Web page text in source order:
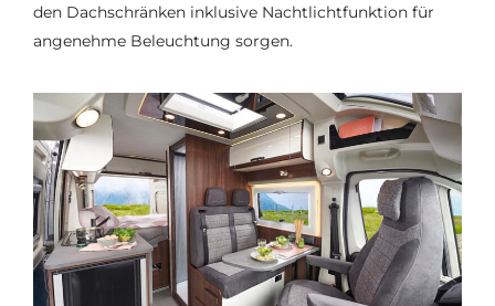
den Dachschränken inklusive Nachtlichtfunktion für
angenehme Beleuchtung sorgen.